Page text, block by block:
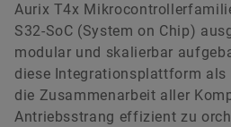
Aurix T4x
S32-SoC (System on Chip)
modular und skalierbar
diese Integrationsplattform als
die Zusammenarbeit aller
Antriebsstrang effizient zu